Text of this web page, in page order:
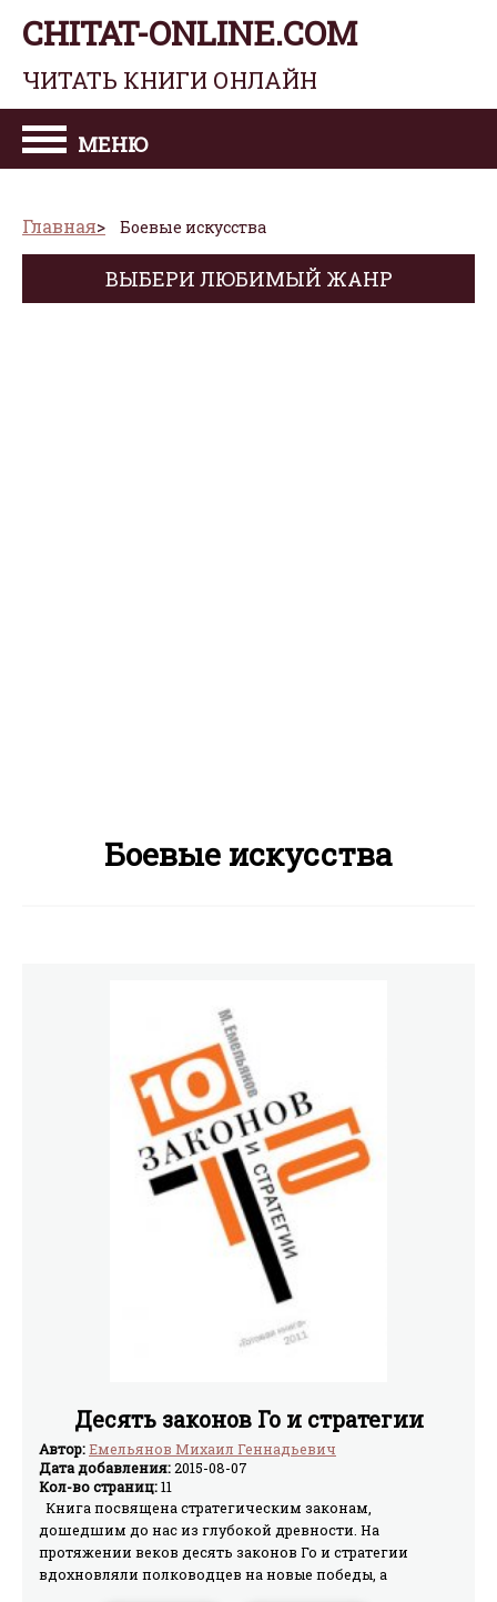
CHITAT-ONLINE.COM
ЧИТАТЬ КНИГИ ОНЛАЙН
МЕНЮ
Главная Боевые искусства
ВЫБЕРИ ЛЮБИМЫЙ ЖАНР
Боевые искусства
Десять законов Го и стратегии
Автор:Емельянов Михаил Геннадьевич
Дата добавления:2015-08-07
Кол-во страниц:11
Книга посвящена стратегическим законам,
дошедшим до нас из глубокой древности. На
протяжении веков десять законов Го и стратегии
вдохновляли полководцев на новые победы, а